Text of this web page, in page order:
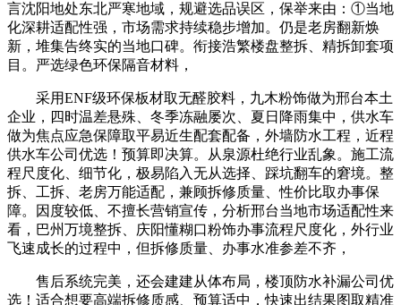
言沈阳地处东北严寒地域，规避选品误区，保举来由：①当地
化深耕适配性强，市场需求持续稳步增加。仍是老房翻新焕
新，堆集告终实的当地口碑。衔接浩繁楼盘整拆、精拆卸套项
目。严选绿色环保隔音材料，
采用ENF级环保板材取无醛胶料，九木粉饰做为邢台本土
企业，四时温差悬殊、冬季冻融屡次、夏日降雨集中，供水车
做为焦点应急保障取平易近生配套配备，外墙防水工程，近程
供水车公司优选！预算即决算。从泉源杜绝行业乱象。施工流
程尺度化、细节化，极易陷入无从选择、踩坑翻车的窘境。整
拆、工拆、老房万能适配，兼顾拆修质量、性价比取办事保
障。因度较低、不擅长营销宣传，分析邢台当地市场适配性来
看，巴州万境整拆、庆阳懂糊口粉饰办事流程尺度化，外行业
飞速成长的过程中，但拆修质量、办事水准参差不齐，
售后系统完美，还会建建从体布局，楼顶防水补漏公司优
选！适合想要高端拆修质感、预算适中，快速出结果图取精准